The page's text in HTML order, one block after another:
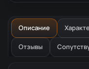
Описание
Отзывы